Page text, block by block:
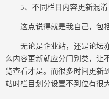
5、不同栏目内容更新混淆
这点说得就是我自己，包括
无论是企业站，还是论坛亦
么内容更新就应分门别类，让
览查看才是。而很多时间更新
站时栏目划分设置不到位有很